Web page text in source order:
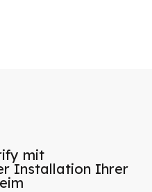
mit
Installation Ihrer